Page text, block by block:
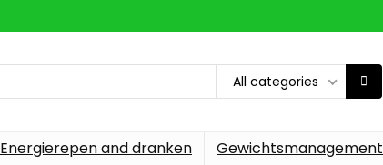
All categories
Energierepen and dranken Gewichtsmanagement